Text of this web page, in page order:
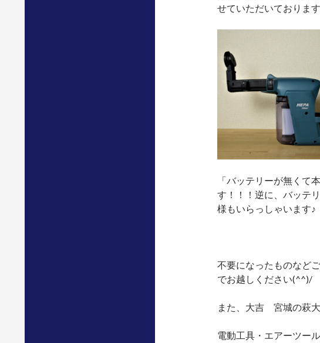
せていただいております
「バッテリーが無くて
す！！！逆に、バッテ
様もいらっしゃいます♪
不要になったものなど
でお越しください(^^)/
また、大吉 宮城の萩
電動工具・エアーツー